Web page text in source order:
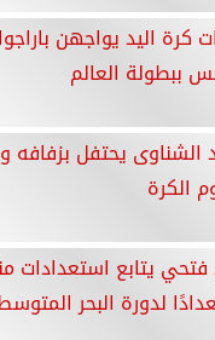
كرة اليد يواجهن
ببطولة العالم
الشناوى يحتفل بزفافه
الكرة
لدورة البحر